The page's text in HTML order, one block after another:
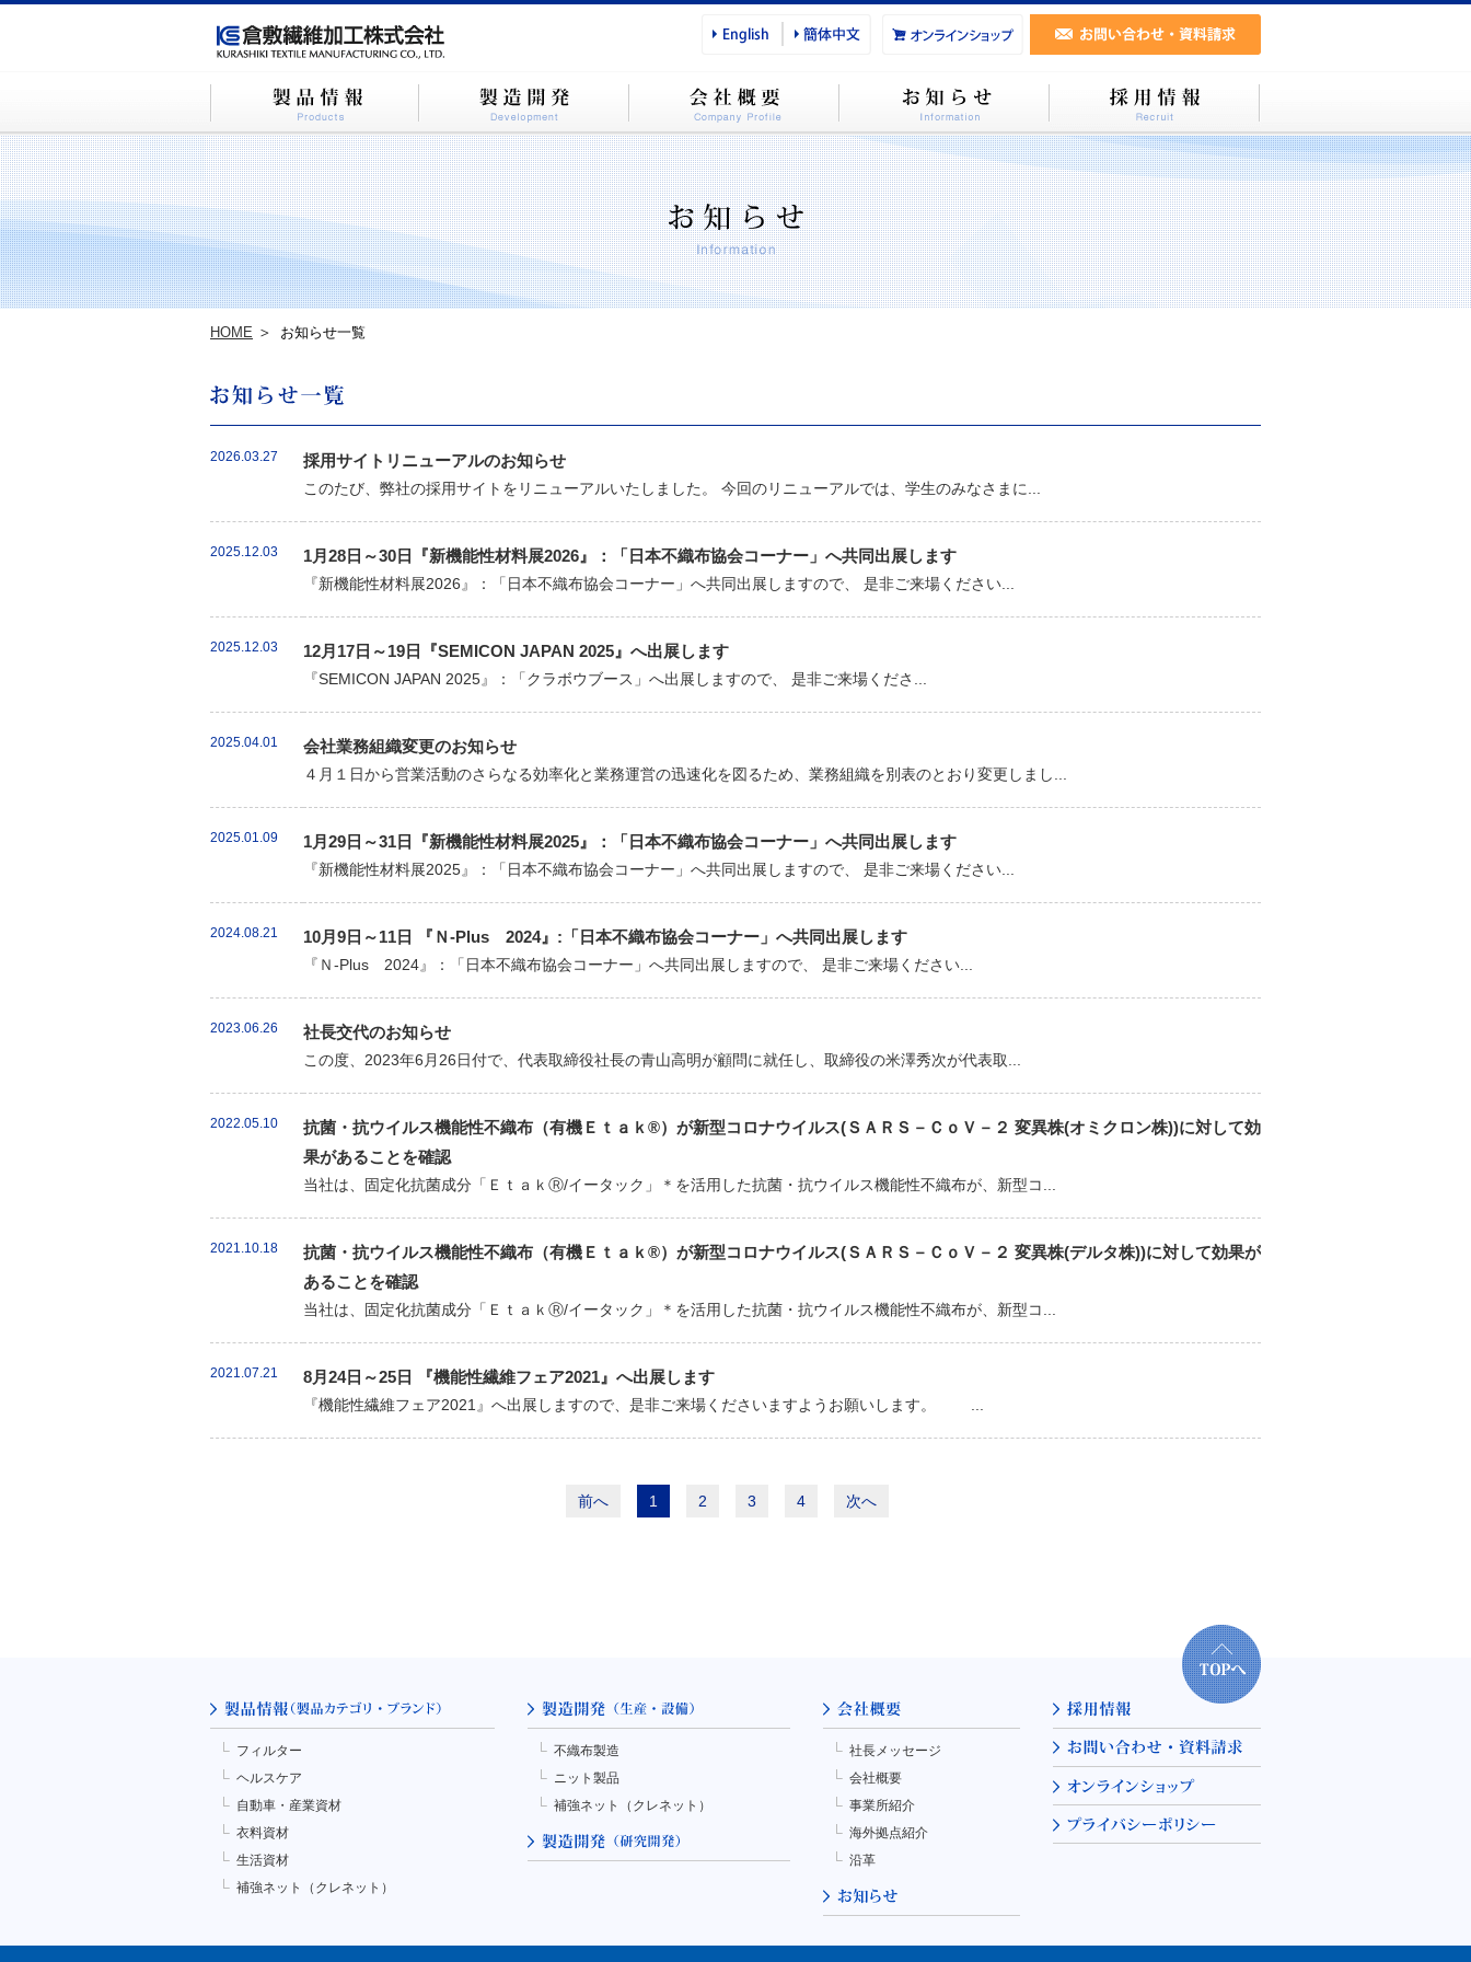
HOME お知らせ一覧
2026.03.27 採用サイトリニューアルのお知らせ
このたび、弊社の採用サイトをリニューアルいたしました。 今回のリニューアルでは、学生のみなさまに...
2025.12.03 1月28日～30日『新機能性材料展2026』：「日本不織布協会コーナー」へ共同出展します
『新機能性材料展2026』：「日本不織布協会コーナー」へ共同出展しますので、 是非ご来場ください...
2025.12.03 12月17日～19日『SEMICON JAPAN 2025』へ出展します
『SEMICON JAPAN 2025』：「クラボウブース」へ出展しますので、 是非ご来場くださ...
2025.04.01 会社業務組織変更のお知らせ
４月１日から営業活動のさらなる効率化と業務運営の迅速化を図るため、業務組織を別表のとおり変更しまし...
2025.01.09 1月29日～31日『新機能性材料展2025』：「日本不織布協会コーナー」へ共同出展します
『新機能性材料展2025』：「日本不織布協会コーナー」へ共同出展しますので、 是非ご来場ください...
2024.08.21 10月9日～11日 『Ｎ-Plus 2024』:「日本不織布協会コーナー」へ共同出展します
『Ｎ-Plus 2024』：「日本不織布協会コーナー」へ共同出展しますので、 是非ご来場ください...
2023.06.26 社長交代のお知らせ
この度、2023年6月26日付で、代表取締役社長の青山高明が顧問に就任し、取締役の米澤秀次が代表取...
2022.05.10
抗菌・抗ウイルス機能性不織布（有機Ｅｔａｋ®）が新型コロナウイルス(ＳＡＲＳ－ＣｏＶ－２ 変異株(オミクロン株))に対して効
果があることを確認
当社は、固定化抗菌成分「ＥｔａｋⓇ/イータック」＊を活用した抗菌・抗ウイルス機能性不織布が、新型コ...
2021.10.18
抗菌・抗ウイルス機能性不織布（有機Ｅｔａｋ®）が新型コロナウイルス(ＳＡＲＳ－ＣｏＶ－２ 変異株(デルタ株))に対して効果が
あることを確認
当社は、固定化抗菌成分「ＥｔａｋⓇ/イータック」＊を活用した抗菌・抗ウイルス機能性不織布が、新型コ...
2021.07.21 8月24日～25日 『機能性繊維フェア2021』へ出展します
『機能性繊維フェア2021』へ出展しますので、是非ご来場くださいますようお願いします。 ...
前へ 1 2 3 4 次へ
フィルター
ヘルスケア
自動車・産業資材
衣料資材
生活資材
補強ネット（クレネット）
不織布製造
ニット製品
補強ネット（クレネット）
社長メッセージ
会社概要
事業所紹介
海外拠点紹介
沿革